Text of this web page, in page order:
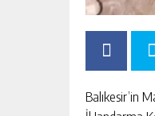
Balıkesir’in